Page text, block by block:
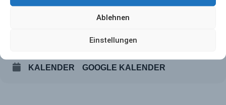
Ablehnen
Einstellungen
KALENDER GOOGLE KALENDER